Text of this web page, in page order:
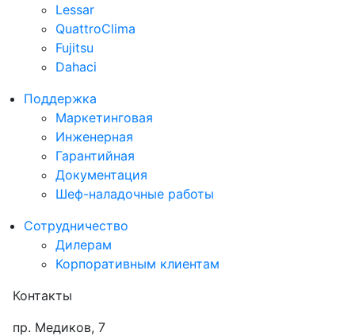
Lessar
QuattroClima
Fujitsu
Dahaci
Поддержка
Маркетинговая
Инженерная
Гарантийная
Документация
Шеф-наладочные работы
Сотрудничество
Дилерам
Корпоративным клиентам
Контакты
пр. Медиков, 7